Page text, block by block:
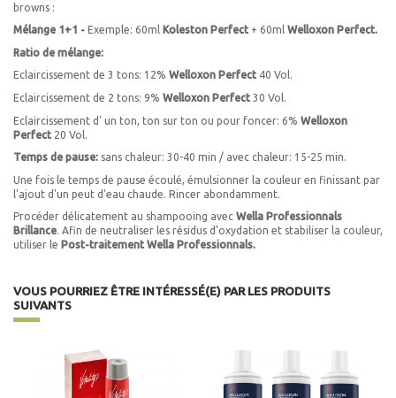
browns :
Mélange 1+1 - Exemple: 60ml Koleston Perfect + 60ml Welloxon Perfect.
Ratio de mélange:
Eclaircissement de 3 tons: 12% Welloxon Perfect 40 Vol.
Eclaircissement de 2 tons: 9% Welloxon Perfect 30 Vol.
Eclaircissement d' un ton, ton sur ton ou pour foncer: 6% Welloxon
Perfect 20 Vol.
Temps de pause: sans chaleur: 30-40 min / avec chaleur: 15-25 min.
Une fois le temps de pause écoulé, émulsionner la couleur en finissant par
l'ajout d'un peut d'eau chaude. Rincer abondamment.
Procéder délicatement au shampooing avec Wella Professionnals
Brillance. Afin de neutraliser les résidus d'oxydation et stabiliser la couleur,
utiliser le Post-traitement Wella Professionnals.
VOUS POURRIEZ ÊTRE INTÉRESSÉ(E) PAR LES PRODUITS
SUIVANTS